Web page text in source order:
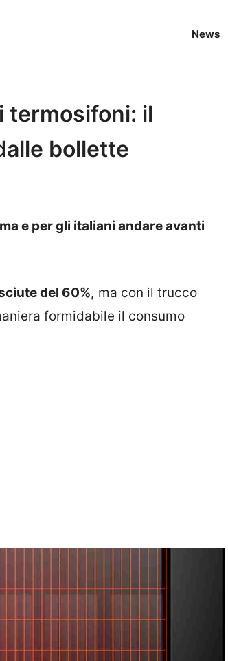
News
termosifoni: il
bollette
e per gli italiani andare avanti
del 60%, ma con il trucco
formidabile il consumo